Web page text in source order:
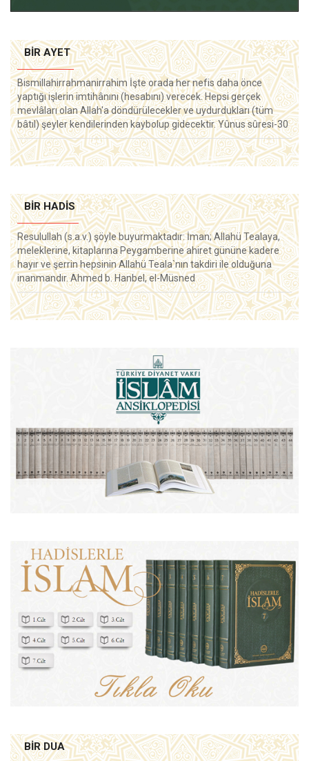
BIR AYET
Bismillahirrahmanirrahim İşte orada her nefis daha önce
yaptığı işlerin imtihânını (hesabını) verecek. Hepsi gerçek
mevlâları olan Allah'a döndürülecekler ve uydurdukları (tüm
bâtıl) şeyler kendilerinden kaybolup gidecektir. Yûnus sûresi-30
BIR HADIS
Resulullah (s.a.v.) şöyle buyurmaktadır: İman; Allahü Tealaya,
meleklerine, kitaplarına Peygamberine ahiret gününe kadere
hayır ve şerrin hepsinin Allahü Teala`nın takdiri ile olduğuna
inanmandır. Ahmed b. Hanbel, el-Müsned
BIR DUA